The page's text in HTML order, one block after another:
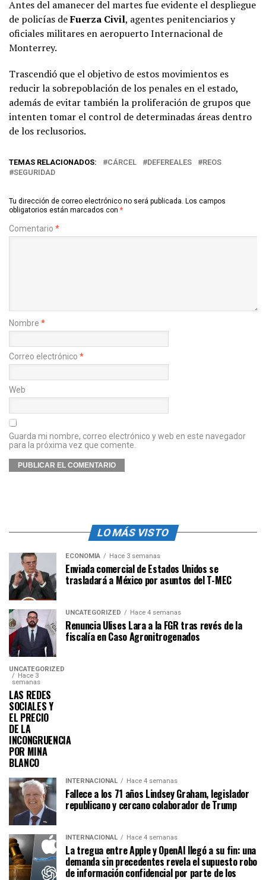
Antes del amanecer del martes fue evidente el despliegue
de policías deFuerza Civil, agentes penitenciarios y
oficiales militares en aeropuerto Internacional de
Monterrey.
Trascendió que el objetivo de estos movimientos es
reducir la sobrepoblación de los penales en el estado,
además de evitar también la proliferación de grupos que
intenten tomar el control de determinadas áreas dentro
de los reclusorios.
TEMAS RELACIONADOS: CÁRCEL DEFEREALES
REOS
SEGURIDAD
Tu dirección de correo electrónico no será publicada. Los campos
obligatorios están marcados con *
Comentario *
Nombre *
Correo electrónico *
Web
Guarda mi nombre, correo electrónico y web en este navegador
para la próxima vez que comente.
LO MÁS VISTO
ECONOMÍA Hace 3 semanas
Enviada comercial de Estados Unidos se
trasladará a México por asuntos del T-MEC
UNCATEGORIZED Hace 4 semanas
Renuncia Ulises Lara a la FGR tras revés de la
fiscalía en Caso Agronitrogenados
UNCATEGORIZED
Hace 3
semanas
LAS REDES
SOCIALES Y
EL PRECIO
DE LA
INCONGRUENCIA
POR MINA
BLANCO
INTERNACIONAL Hace 4 semanas
Fallece a los 71 años Lindsey Graham, legislador
republicano y cercano colaborador de Trump
INTERNACIONAL Hace 4 semanas
La tregua entre Apple y OpenAI llegó a su fin: una
demanda sin precedentes revela el supuesto robo
de información confidencial por parte de los